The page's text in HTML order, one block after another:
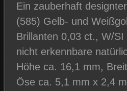
Ein zauberhaft
(585) Gelb- und
Brillanten 0,03 ct., W/
nicht erkennbare
Höhe ca. 16,1 mm,
Öse ca. 5,1 mm x 2,4